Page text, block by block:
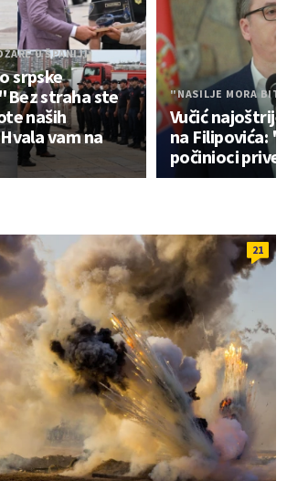
U ŠPANIJI
srpske
straha ste
naših
vam na
"NASILJE MORA
Vučić
na Filipovića:
počinioci
21